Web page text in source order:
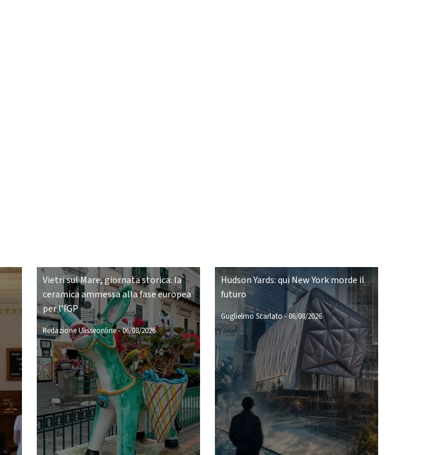
Vietri sul Mare, giornata storica: la
ceramica ammessa alla fase europea
per l’IGP
Redazione Ulisseonline-06/08/2026
Hudson Yards: qui New York morde il
futuro
Guglielmo Scarlato-06/08/2026